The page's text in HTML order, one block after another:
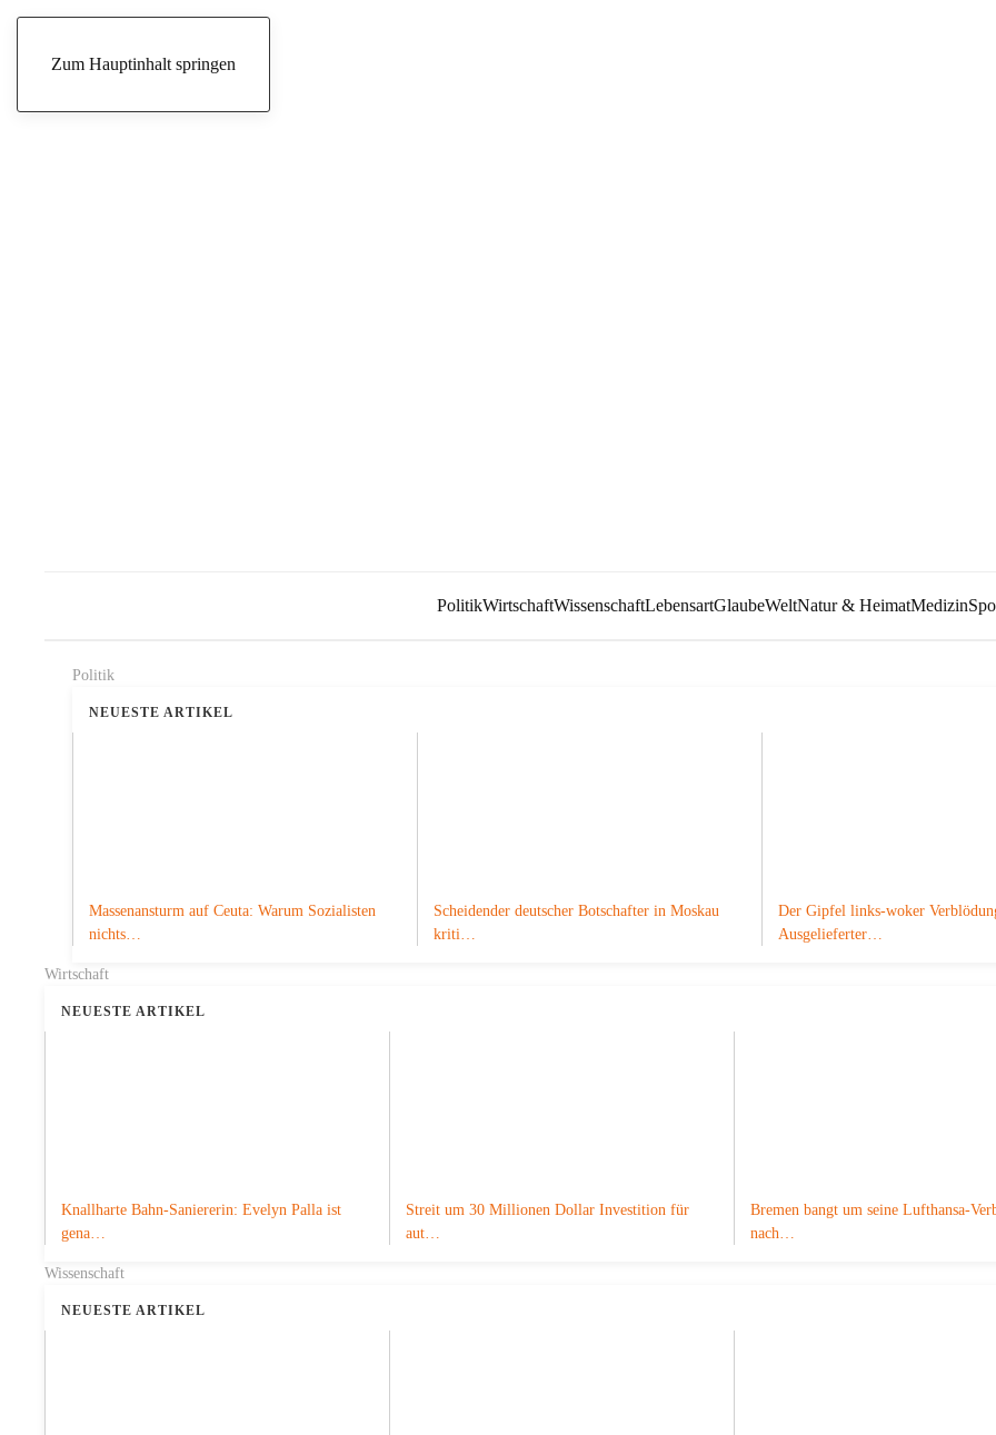
Zum Hauptinhalt springen
PolitikWirtschaftWissenschaftLebensartGlaubeWeltNatur & HeimatMedizin
Politik
NEUESTE ARTIKEL
Massenansturm auf Ceuta: Warum Sozialisten
nichts…
Scheidender deutscher Botschafter in Moskau
kriti…
Der Gipfel links-woker
Ausgelieferter…
Wirtschaft
NEUESTE ARTIKEL
Knallharte Bahn-Saniererin: Evelyn Palla ist
gena…
Streit um 30 Millionen Dollar Investition für
aut…
Bremen bangt um seine Lufthansa-
nach…
Wissenschaft
NEUESTE ARTIKEL